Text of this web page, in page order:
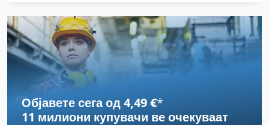
Handling
Hsc 20 Linear
International 433
International 434
Објавете сега од 4,49 €*
11 милиони купувачи ве очекуваат